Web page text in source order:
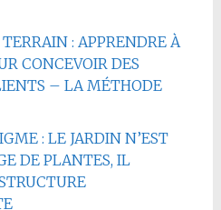
: APPRENDRE À
CONCEVOIR DES
– LA MÉTHODE
: LE JARDIN N’EST
DE PLANTES, IL